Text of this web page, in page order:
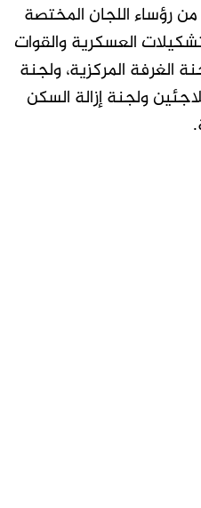
من رؤساء اللجان المختصة
العسكرية والقوات
الغرفة المركزية، ولجنة
ولجنة إزالة السكن